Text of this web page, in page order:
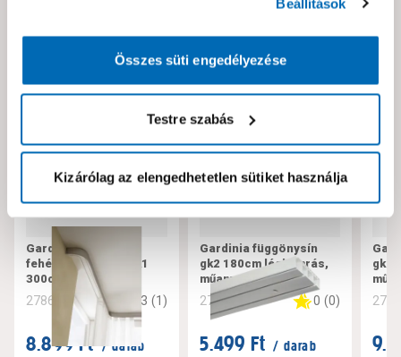
Beállítások
Összes süti engedélyezése
Testre szabás
Kizárólag az elengedhetetlen sütiket használja
Gardinia műanyag,
fehér függönysín gk1
300cm
278616 3 (1)
8.899 Ft / darab
Gardinia függönysín
gk2 180cm légkamrás,
műanyag, fehér
278619 0 (0)
5.499 Ft / darab
gk2